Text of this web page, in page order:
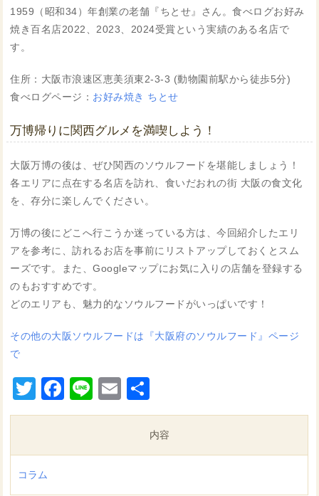
1959（昭和34）年創業の老舗『ちとせ』さん。食べログお好み
焼き百名店2022、2023、2024受賞という実績のある名店で
す。
住所：大阪市浪速区恵美須東2-3-3 (動物園前駅から徒歩5分)
食べログページ： お好み焼き ちとせ
万博帰りに関西グルメを満喫しよう！
大阪万博の後は、ぜひ関西のソウルフードを堪能しましょう！
各エリアに点在する名店を訪れ、食いだおれの街 大阪の食文化
を、存分に楽しんでください。
万博の後にどこへ行こうか迷っている方は、今回紹介したエリ
アを参考に、訪れるお店を事前にリストアップしておくとスム
ーズです。また、Googleマップにお気に入りの店舗を登録する
のもおすすめです。
どのエリアも、魅力的なソウルフードがいっぱいです！
その他の大阪ソウルフードは『大阪府のソウルフード』ページ
で
TwitterFacebook
LineEmail
有
内容
コラム